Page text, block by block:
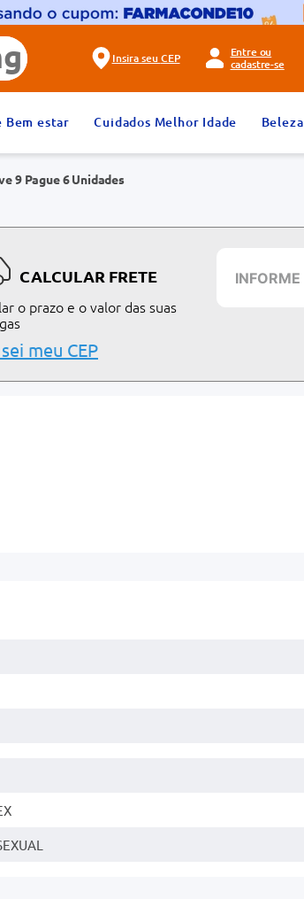
Insira seu CEP
Entre ou
cadastre-se
Bem estar Cuidados Melhor Idade Beleza
9 Pague 6 Unidades
CALCULAR FRETE
o prazo e o valor das suas
meu CEP